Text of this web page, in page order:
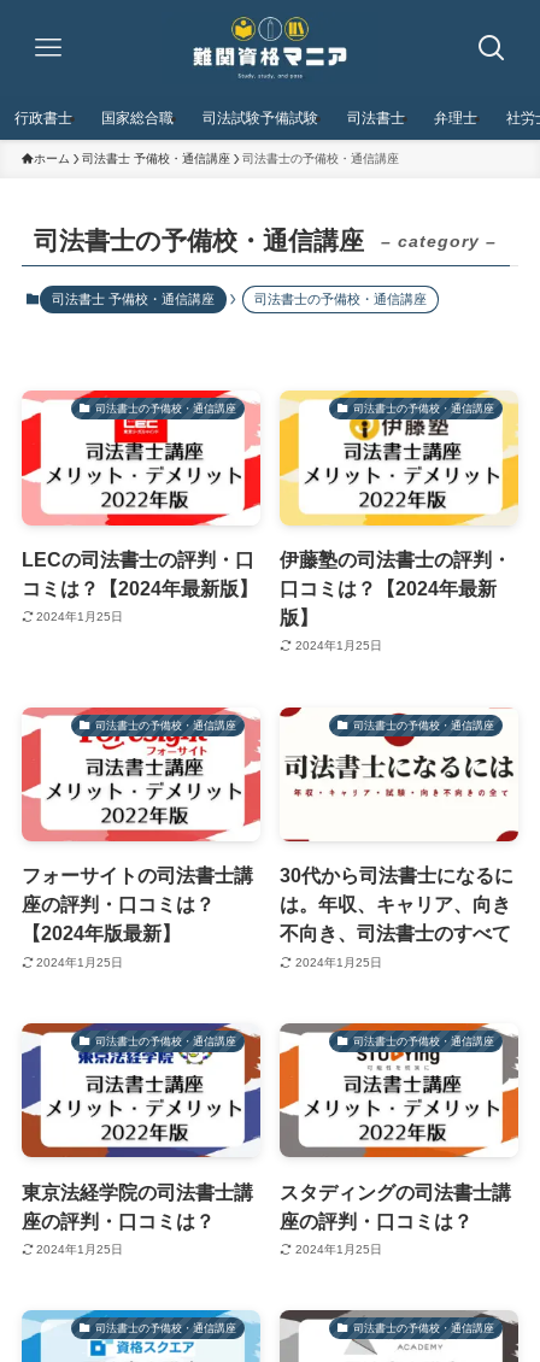
行政書士 国家総合職 司法試験予備試験 司法書士 弁理士 社労
ホーム 司法書士 予備校・通信講座 司法書士の予備校・通信講座
司法書士の予備校・通信講座 – category –
司法書士 予備校・通信講座 司法書士の予備校・通信講座
司法書士の予備校・通信講座
LECの司法書士の評判・口
コミは？【2024年最新版】
2024年1月25日
司法書士の予備校・通信講座
伊藤塾の司法書士の評判・
口コミは？【2024年最新
版】
2024年1月25日
司法書士の予備校・通信講座
フォーサイトの司法書士講
座の評判・口コミは？
【2024年版最新】
2024年1月25日
司法書士の予備校・通信講座
30代から司法書士になるに
は。年収、キャリア、向き
不向き、司法書士のすべて
2024年1月25日
司法書士の予備校・通信講座
東京法経学院の司法書士講
座の評判・口コミは？
2024年1月25日
司法書士の予備校・通信講座
スタディングの司法書士講
座の評判・口コミは？
2024年1月25日
司法書士の予備校・通信講座 司法書士の予備校・通信講座